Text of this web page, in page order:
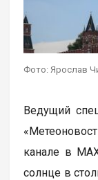
Фото: Ярослав
Ведущий
канале в
солнце в